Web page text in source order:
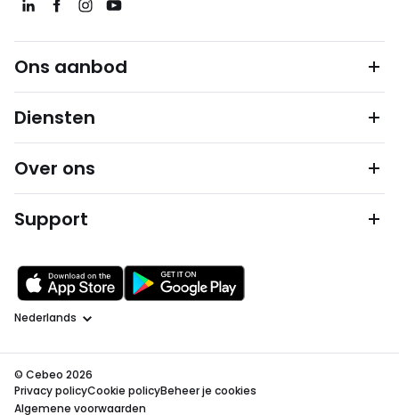
Ons aanbod
Diensten
Over ons
Support
Taal
© Cebeo 2026
Privacy policyCookie policyBeheer je cookies
Algemene voorwaarden